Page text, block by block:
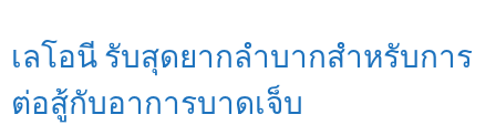
เลโอนี รับสุดยากลำบากสำหรับการ
ต่อสู้กับอาการบาดเจ็บ